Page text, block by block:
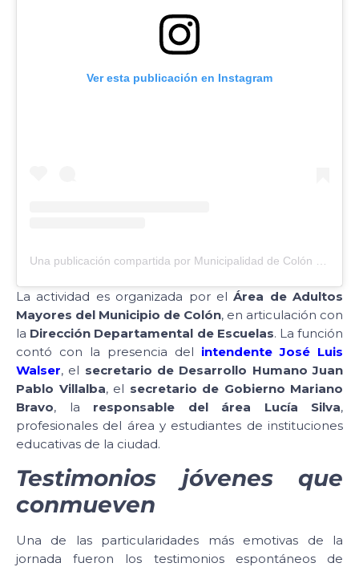
Ver esta publicación en Instagram
Una publicación compartida por Municipalidad de Colón (@municoloner)
La actividad es organizada por elÁrea de Adultos
Mayores del Municipio de Colón, en articulación con
la Dirección Departamental de Escuelas. La función
contó con la presencia del intendente José Luis
Walser, el secretario de Desarrollo Humano Juan
Pablo Villalba, el secretario de Gobierno Mariano
Bravo, la responsable del área Lucía Silva,
profesionales del área y estudiantes de instituciones
educativas de la ciudad.
Testimonios jóvenes que
conmueven
Una de las particularidades más emotivas de la
jornada fueron los testimonios espontáneos de